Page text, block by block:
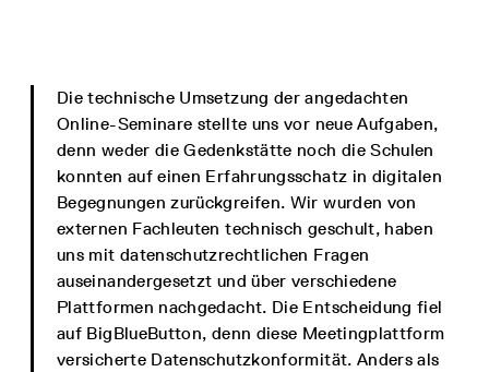
Die technische Umsetzung der angedachten
Online-Seminare stellte uns vor neue Aufgaben,
denn weder die Gedenkstätte noch die Schulen
konnten auf einen Erfahrungsschatz in digitalen
Begegnungen zurückgreifen. Wir wurden von
externen Fachleuten technisch geschult, haben
uns mit datenschutzrechtlichen Fragen
auseinandergesetzt und über verschiedene
Plattformen nachgedacht. Die Entscheidung fiel
auf BigBlueButton, denn diese Meetingplattform
versicherte Datenschutzkonformität. Anders als